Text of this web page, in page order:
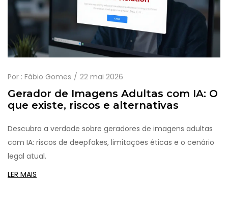
Por : Fábio Gomes 22 mai 2026
Gerador de Imagens Adultas com IA: O
que existe, riscos e alternativas
Descubra a verdade sobre geradores de imagens adultas
com IA: riscos de deepfakes, limitações éticas e o cenário
legal atual.
LER MAIS